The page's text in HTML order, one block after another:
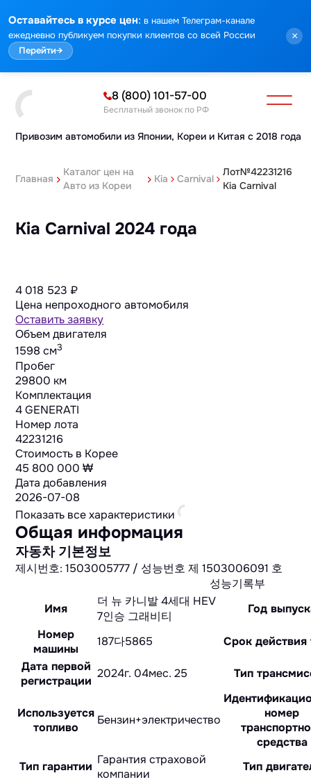
Оставайтесь в курсе цен: в нашем Телеграм-канале
ежедневно публикуем покупки клиентов со всей России
Перейти→
×
Привозим автомобили из Японии, Кореи и Китая с 2018 года
8 (800) 101-57-00
Бесплатный звонок по РФ
Главная
Каталог цен на
Авто из Кореи
Kia Carnival
Лот№42231216
Kia Carnival
Kia Carnival 2024 года
4 018 523 ₽
Цена непроходного автомобиля
Оставить заявку
Объем двигателя
1598 cм3
Пробег
29800 км
Комплектация
4 GENERATI
Номер лота
42231216
Стоимость в Корее
45 800 000 ₩
Дата добавления
2026-07-08
Показать все характеристики
Общая информация
자동차 기본정보
제시번호: 1503005777 / 성능번호 제 1503006091 호
성능기록부
Имя
더 뉴 카니발 4세대 HEV
7인승 그래비티
Год
Номер
машины
187다5865
Срок действия
Дата первой
регистрации
2024г. 04мес. 25 Тип
Используется
топливо
Бензин+электричество
номер
средства
Тип гарантии Гарантия страховой
компании
Тип